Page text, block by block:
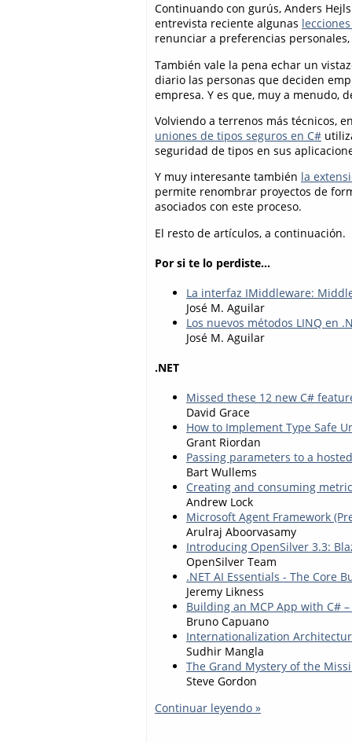
Continuando con gurús, Anders
entrevista reciente algunas
renunciar a preferencias
También vale la pena echar un
diario las personas que deciden
empresa. Y es que, muy a menudo,
Volviendo a terrenos más técnicos,
uniones de tipos seguros en C#
seguridad de tipos en sus
Y muy interesante también la
permite renombrar proyectos de
asociados con este proceso.
El resto de artículos, a continuación.
Por si te lo perdiste...
La interfaz IMiddleware:
José M. Aguilar
Los nuevos métodos LINQ en
José M. Aguilar
.NET
Missed these 12 new C#
David Grace
How to Implement Type Safe
Grant Riordan
Passing parameters to a
Bart Wullems
Creating and consuming
Andrew Lock
Microsoft Agent Framework
Arulraj Aboorvasamy
Introducing OpenSilver 3.3:
OpenSilver Team
.NET AI Essentials - The Core
Jeremy Likness
Building an MCP App with C#
Bruno Capuano
Internationalization
Sudhir Mangla
The Grand Mystery of the
Steve Gordon
Continuar leyendo »